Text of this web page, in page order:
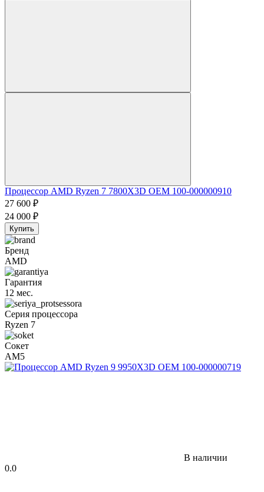
Процессор AMD Ryzen 7 7800X3D OEM 100-000000910
27 600 ₽
24 000 ₽
Купить
Бренд
AMD
Гарантия
12 мес.
Серия процессора
Ryzen 7
Сокет
AM5
В наличии
0.0